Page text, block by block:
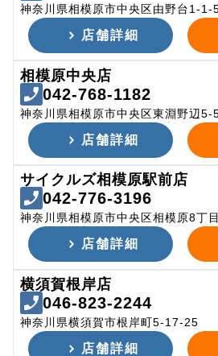
神奈川県相模原市中央区由野台1-1-
店舗詳細
相模原中央店
042-768-1182
神奈川県相模原市中央区東淵野辺5-
店舗詳細
サイクルズ相模原駅前店
042-776-3196
神奈川県相模原市中央区相模原8丁
店舗詳細
横須賀根岸店
046-823-2244
神奈川県横須賀市根岸町5-17-25
店舗詳細